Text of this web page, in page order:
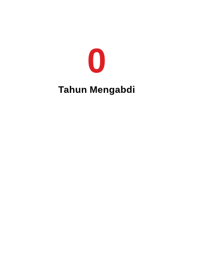
Tahun Mengabdi
0